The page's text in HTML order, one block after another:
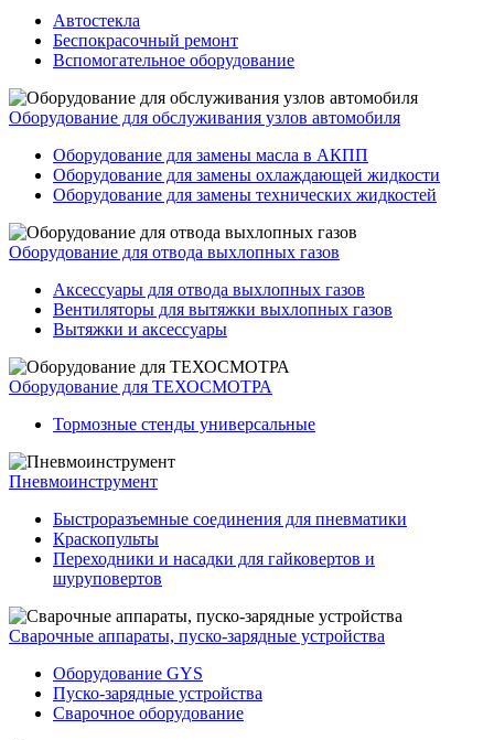
Автостекла
Беспокрасочный ремонт
Вспомогательное оборудование
Оборудование для обслуживания узлов автомобиля
Оборудование для замены масла в АКПП
Оборудование для замены охлаждающей жидкости
Оборудование для замены технических жидкостей
Оборудование для отвода выхлопных газов
Аксессуары для отвода выхлопных газов
Вентиляторы для вытяжки выхлопных газов
Вытяжки и аксессуары
Оборудование для ТЕХОСМОТРА
Тормозные стенды универсальные
Пневмоинструмент
Быстроразъемные соединения для пневматики
Краскопульты
Переходники и насадки для гайковертов и
шуруповертов
Сварочные аппараты, пуско-зарядные устройства
Оборудование GYS
Пуско-зарядные устройства
Сварочное оборудование